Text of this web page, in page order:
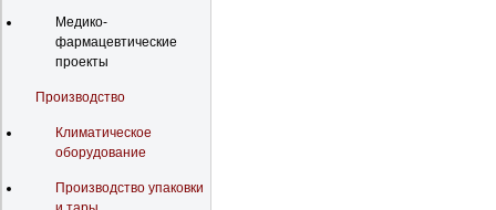
Медико-
фармацевтические
проекты
Производство
Климатическое
оборудование
Производство упаковки